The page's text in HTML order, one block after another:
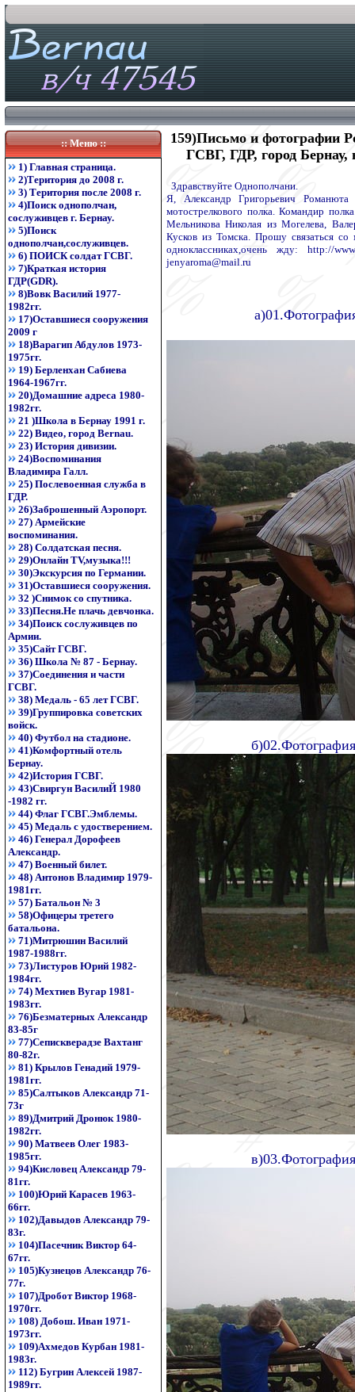
:: Меню ::
1) Главная страница.
2)Територия до 2008 г.
3) Територия после 2008 г.
4)Поиск однополчан,
сослуживцев г. Бернау.
5)Поиск
однополчан,сослуживцев.
6) ПОИСК солдат ГСВГ.
7)Краткая история
ГДР(GDR).
8)Вовк Василий 1977-
1982гг.
17)Оставшиеся сооружения
2009 г
18)Варагип Абдулов 1973-
1975гг.
19) Берленхан Сабиева
1964-1967гг.
20)Домашние адреса 1980-
1982гг.
21 )Школа в Бернау 1991 г.
22) Видео, город Bernau.
23) История дивизии.
24)Воспоминания
Владимира Галл.
25) Послевоенная служба в
ГДР.
26)Заброшенный Аэропорт.
27) Армейские
воспоминания.
28) Солдатская песня.
29)Онлайн TV,музыка!!!
30)Экскурсия по Германии.
31)Оставшиеся сооружения.
32 )Снимок со спутника.
33)Песня.Не плачь девчонка.
34)Поиск сослуживцев по
Армии.
35)Сайт ГСВГ.
36) Школа № 87 - Бернау.
37)Соединения и части
ГСВГ.
38) Медаль - 65 лет ГСВГ.
39)Группировка советских
войск.
40) Футбол на стадионе.
41)Комфортный отель
Бернау.
42)История ГСВГ.
43)Свиргун ВасилиЙ 1980
-1982 гг.
44) Флаг ГСВГ.Эмблемы.
45) Медаль с удостверением.
46) Генерал Дорофеев
Александр.
47) Военный билет.
48) Антонов Владимир 1979-
1981гг.
57) Батальон № 3
58)Офицеры третего
батальона.
71)Митрюшин Василий
1987-1988гг.
73)Листуров Юрий 1982-
1984гг.
74) Мехтиев Вугар 1981-
1983гг.
76)Безматерных Александр
83-85г
77)Сепискверадзе Вахтанг
80-82г.
81) Крылов Генадий 1979-
1981гг.
85)Салтыков Александр 71-
73г
89)Дмитрий Дронюк 1980-
1982гг.
90) Матвеев Олег 1983-
1985гг.
94)Кисловец Александр 79-
81гг.
100)Юрий Карасев 1963-
66гг.
102)Давыдов Александр 79-
83г.
104)Пасечник Виктор 64-
67гг.
105)Кузнецов Александр 76-
77г.
107)Дробот Виктор 1968-
1970гг.
108) Добош. Иван 1971-
1973гг.
109)Ахмедов Курбан 1981-
1983г.
112) Бугрин Алексей 1987-
1989гг.
159)Письмо и фотографии
ГСВГ, ГДР, город Бернау,
Здравствуйте Однополчани.
Я, Александр Григорьевич
мотострелкового полка. Командир
Мельникова Николая из Могелева,
Кусков из Томска. Прошу связаться
одноклассниках,очень жду: http://
jenyaroma@mail.ru